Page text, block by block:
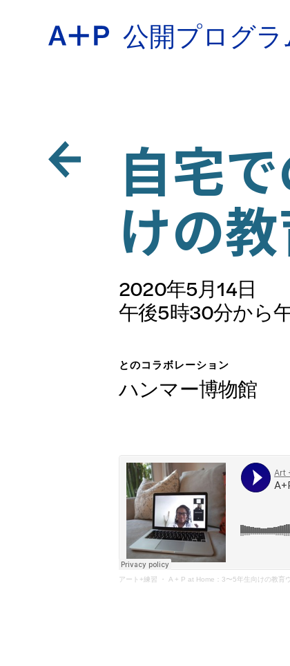
公開プログラ
教育
青少
展示会
公開
アー
普通话
日本語
自宅
けの
2020年5月14日
午後5時30分から
とのコラボレーション
ハンマー博物館
アート+練習 ・ A + P at Home：3〜5年生向けの教育